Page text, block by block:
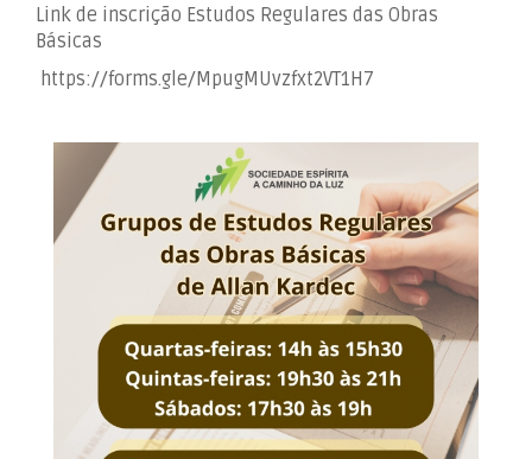
Link de inscrição Estudos Regulares das Obras
Básicas
https://forms.gle/MpugMUvzfxt2VT1H7